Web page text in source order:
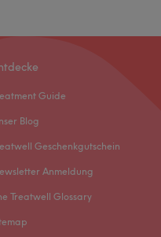
Guide
Blog
Geschenkgutschein
Anmeldung
Treatwell Glossary